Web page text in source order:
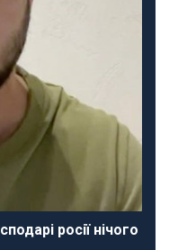
росії нічого